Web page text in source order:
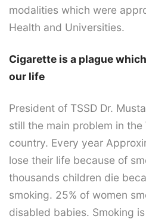
modalities which were
Health and Universities.
Cigarette is a plague
our life
President of TSSD Dr.
still the main problem in the
country. Every year
lose their life because of
thousands children die
smoking. 25% of women
disabled babies. Smoking